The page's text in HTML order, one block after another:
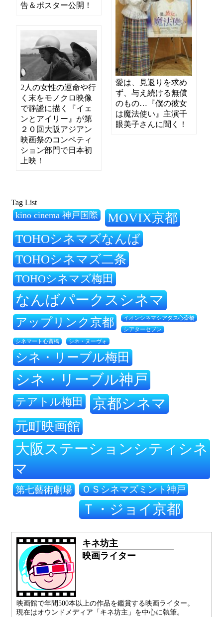
告＆ポスター公開！
愛は、見返りを求め
ず、与え続ける無償
のもの…『僕の彼女
は魔法使い』主演千
眼美子さんに聞く！
2人の女性の運命や行
く末をモノクロ映像
で静謐に描く『イェ
ンとアイリー』が第
２０回大阪アジアン
映画祭のコンペティ
ション部門で日本初
上映！
Tag List
kino cinema 神戸国際 MOVIX京都
TOHOシネマズなんば
TOHOシネマズ二条
TOHOシネマズ梅田
なんばパークスシネマ
アップリンク京都 イオンシネマシアタス心斎橋
シアターセブン
シネマート心斎橋 シネ・ヌーヴォ
シネ・リーブル梅田
シネ・リーブル神戸
テアトル梅田 京都シネマ
元町映画館
大阪ステーションシティシネ
マ
第七藝術劇場 ＯＳシネマズミント神戸
Ｔ・ジョイ京都
キネ坊主
映画ライター
映画館で年間500本以上の作品を鑑賞する映画ライター。
現在はオウンドメディア「キネ坊主」を中心に執筆。